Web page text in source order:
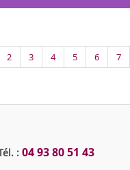
2 3 4 5 6 7
: 04 93 80 51 43